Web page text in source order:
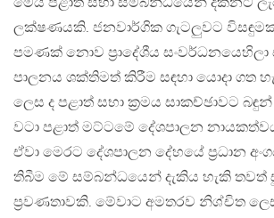
ලක්ෂණයකි. ජනවාර්ගික ගැටලුවට
පමණක් නොව ප්‍රාදේශීය සංවර්ධනයෙහිලා
පාලනය ශක්තිමත් කිරීම සඳහා යොදා ගත
ලෙස ද පළාත් සභා ක්‍රමය සාකච්ඡාවට
වටා පළාත් මට්ටමේ දේශපාලන
ඒවා මෙරට දේශපාලන දේහයේ ප්‍රධාන
තිබීම මේ සම්බන්ධයෙන් දැකිය හැකි තවත්
ප්‍රවණතාවකි. මේවාට අමතරව නිශ්චිත